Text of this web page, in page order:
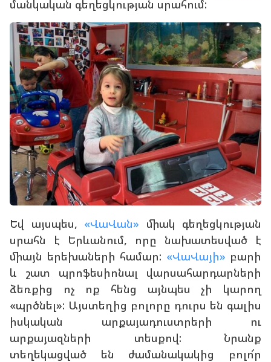
մանկական գեղեցկության սրահում:
Եվ այսպես, «ՎաՎան» միակ գեղեցկության
սրահն է Երևանում, որը նախատեսված է
միայն երեխաների համար: «ՎաՎայի» բարի
և շատ պրոֆեսիոնալ վարսահարդարների
ձեռքից ոչ ոք հենց այնպես չի կարող
«պրծնել»: Այստեղից բոլորը դուրս են գալիս
իսկական արքայադուստրերի ու
արքայազների տեսքով: Նրանք
տեղեկացված են ժամանակակից բոլո՜ր